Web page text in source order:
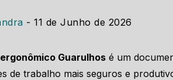
- 11 de Junho de 2026
Guarulhosé um
de trabalho mais seguros e